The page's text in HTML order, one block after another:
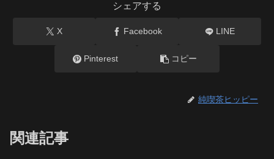
シェアする
X Facebook LINE
Pinterest コピー
純喫茶ヒッピー
関連記事